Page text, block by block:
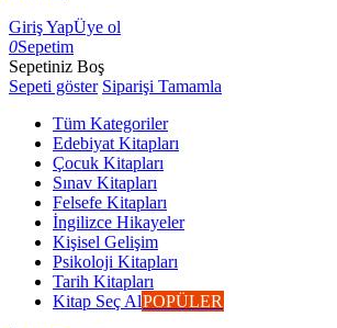
Giriş YapÜye ol
0Sepetim
Sepetiniz Boş
Sepeti göster Siparişi Tamamla
Tüm Kategoriler
Edebiyat Kitapları
Çocuk Kitapları
Sınav Kitapları
Felsefe Kitapları
İngilizce Hikayeler
Kişisel Gelişim
Psikoloji Kitapları
Tarih Kitapları
Kitap Seç AlPOPÜLER